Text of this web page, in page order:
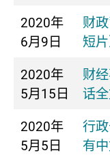
2020年
6月9日
财
短片
2020年
5月15日
财
话全
2020年
5月5日
行
有